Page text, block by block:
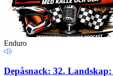
Enduro
Depåsnack: 32.